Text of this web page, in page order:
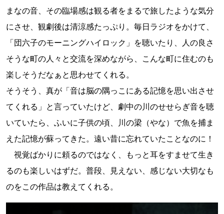
まなの音、その臨場感は観る者をまるで旅したような気分
にさせ、観劇後は清涼感たっぷり。毎日ラジオをかけて、
「団六子のモーニングハイロック」を聴いたり、人の良さ
そうな町の人々と交流を深めながら、こんな町に住むのも
楽しそうだなぁと思わせてくれる。
そうそう、真が「音は脳の隅っこにある記憶を思い出させ
てくれる」と言っていたけど、劇中の川のせせらぎ音を聴
いていたら、ふいに子供の頃、川の梁（やな）で魚を捕ま
えた記憶が蘇ってきた。遠い昔に忘れていたことなのに！
視覚ばかりに頼るのではなく、もっと耳をすませて生き
るのも楽しいはずだ。普段、見えない、感じない大切なも
のをこの作品は教えてくれる。